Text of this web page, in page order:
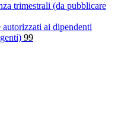
trimestrali (da pubblicare
ai dipendenti
99